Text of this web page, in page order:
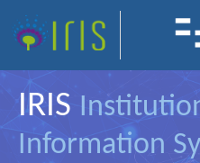
IRIS
Information